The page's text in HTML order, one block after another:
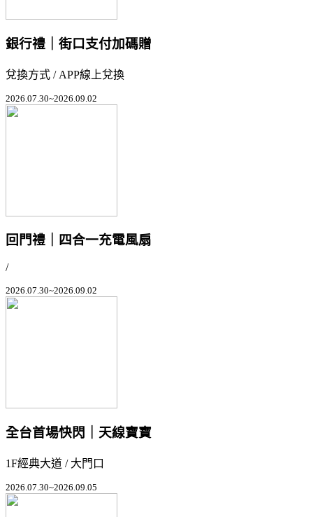
銀行禮｜街口支付加碼贈
兌換方式 / APP線上兌換
2026.07.30~2026.09.02
回門禮｜四合一充電風扇
/
2026.07.30~2026.09.02
全台首場快閃｜天線寶寶
1F經典大道 / 大門口
2026.07.30~2026.09.05